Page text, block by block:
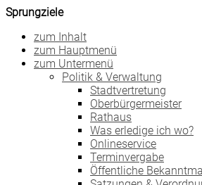
Sprungziele
zum Inhalt
zum Hauptmenü
zum Untermenü
Politik & Verwaltung
Stadtvertretung
Oberbürgermeister
Rathaus
Was erledige ich wo?
Onlineservice
Terminvergabe
Öffentliche